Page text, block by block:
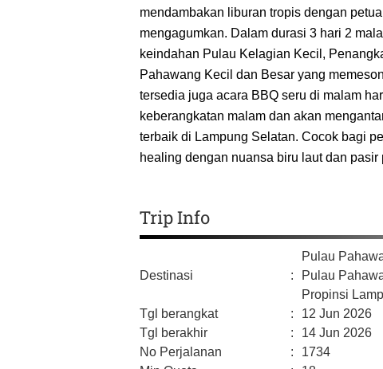
mendambakan liburan tropis dengan
mengagumkan. Dalam durasi 3 hari 2
keindahan Pulau Kelagian Kecil,
Pahawang Kecil dan Besar yang
tersedia juga acara BBQ seru di malam
keberangkatan malam dan akan
terbaik di Lampung Selatan. Cocok bagi
healing dengan nuansa biru laut dan
Trip Info
Destinasi :
Pulau
Pulau
Propinsi
Tgl berangkat
:
12 Jun 2026
Tgl berakhir
:
14 Jun 2026
No Perjalanan
:
1734